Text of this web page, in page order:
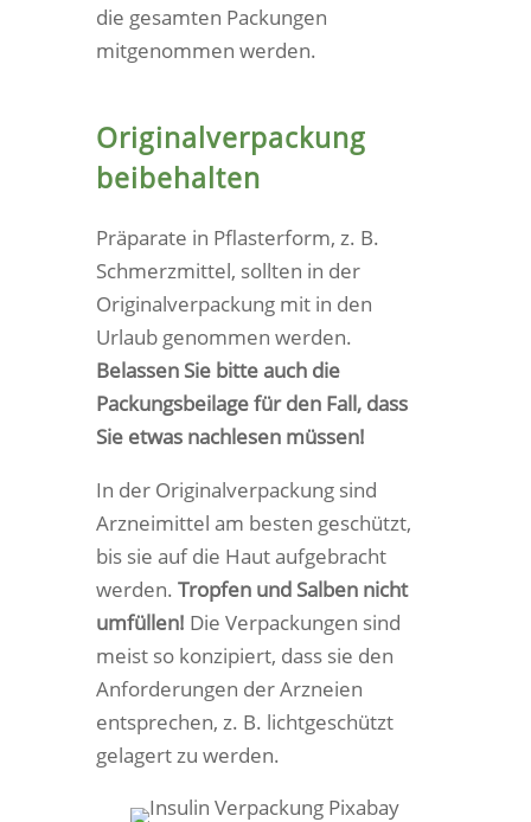
die gesamten Packungen
mitgenommen werden.
Originalverpackung
beibehalten
Präparate in Pflasterform, z. B.
Schmerzmittel, sollten in der
Originalverpackung mit in den
Urlaub genommen werden.
Belassen Sie bitte auch die
Packungsbeilage für den Fall, dass
Sie etwas nachlesen müssen!
In der Originalverpackung sind
Arzneimittel am besten geschützt,
bis sie auf die Haut aufgebracht
werden. Tropfen und Salben nicht
umfüllen! Die Verpackungen sind
meist so konzipiert, dass sie den
Anforderungen der Arzneien
entsprechen, z. B. lichtgeschützt
gelagert zu werden.